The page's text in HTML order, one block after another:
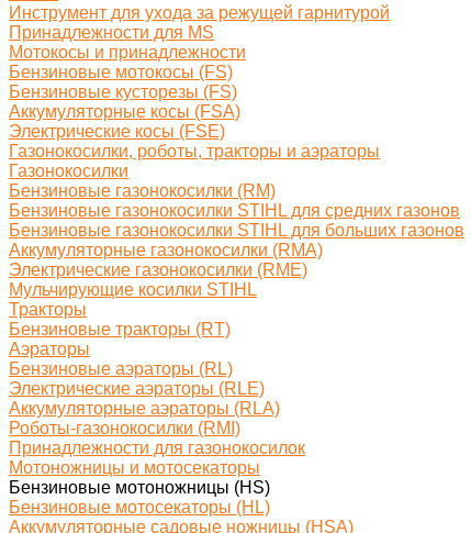
Инструмент для ухода за режущей гарнитурой
Принадлежности для MS
Мотокосы и принадлежности
Бензиновые мотокосы (FS)
Бензиновые кусторезы (FS)
Аккумуляторные косы (FSA)
Электрические косы (FSE)
Газонокосилки, роботы, тракторы и аэраторы
Газонокосилки
Бензиновые газонокосилки (RM)
Бензиновые газонокосилки STIHL для средних газонов
Бензиновые газонокосилки STIHL для больших газонов
Аккумуляторные газонокосилки (RMA)
Электрические газонокосилки (RME)
Мульчирующие косилки STIHL
Тракторы
Бензиновые тракторы (RT)
Аэраторы
Бензиновые аэраторы (RL)
Электрические аэраторы (RLE)
Аккумуляторные аэраторы (RLA)
Роботы-газонокосилки (RMI)
Принадлежности для газонокосилок
Мотоножницы и мотосекаторы
Бензиновые мотоножницы (HS)
Бензиновые мотосекаторы (HL)
Аккумуляторные садовые ножницы (HSA)